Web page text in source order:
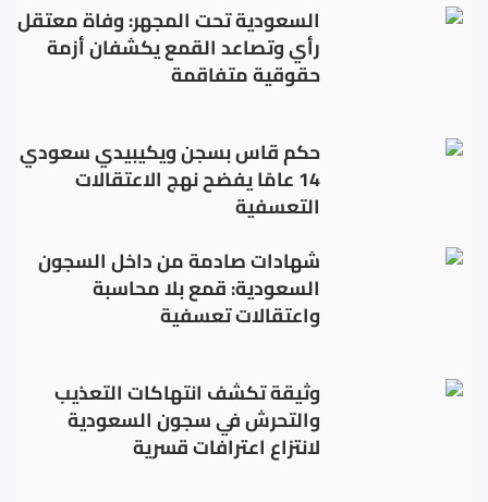
السعودية تحت المجهر: وفاة معتقل
رأي وتصاعد القمع يكشفان أزمة
حقوقية متفاقمة
حكم قاس بسجن ويكيبيدي سعودي
14 عامًا يفضح نهج الاعتقالات
التعسفية
شهادات صادمة من داخل السجون
السعودية: قمع بلا محاسبة
واعتقالات تعسفية
وثيقة تكشف انتهاكات التعذيب
والتحرش في سجون السعودية
لانتزاع اعترافات قسرية